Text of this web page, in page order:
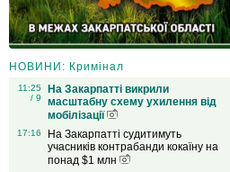
НОВИНИ: Кримінал
11:25
/ 9
На Закарпатті викрили
масштабну схему ухилення від
мобілізації
17:16
На Закарпатті судитимуть
учасників контрабанди кокаїну на
понад $1 млн